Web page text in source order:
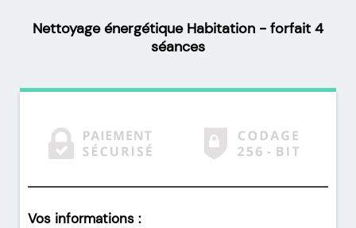
Nettoyage énergétique Habitation - forfait 4
séances
Vos informations :